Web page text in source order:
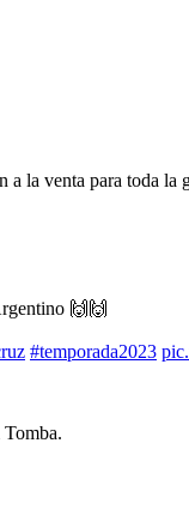
a la venta para toda la
🙌🙌
#temporada2023